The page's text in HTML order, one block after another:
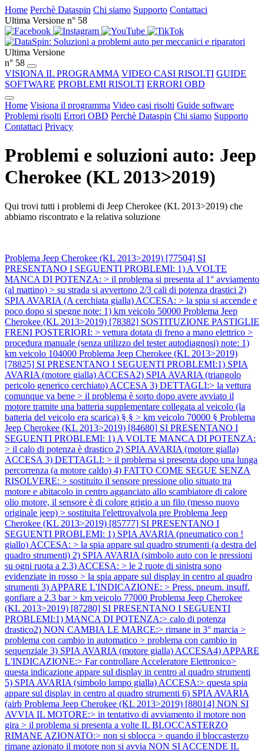
Home Perchè Dataspin Chi siamo Supporto Contattaci
Ultima Versione n° 58
Ultima Versione
n° 58
VISIONA IL PROGRAMMA VIDEO CASI RISOLTI GUIDE
SOFTWARE PROBLEMI RISOLTI ERRORI OBD
Home Visiona il programma Video casi risolti Guide software
Problemi risolti Errori OBD Perchè Dataspin Chi siamo Supporto
Contattaci Privacy
Problemi e soluzioni auto: Jeep
Cherokee (KL 2013>2019)
Qui trovi tutti i problemi di Jeep Cherokee (KL 2013>2019) che
abbiamo riscontrato e la relativa soluzione
Problema Jeep Cherokee (KL 2013>2019) [77504] SI
PRESENTANO I SEGUENTI PROBLEMI: 1) A VOLTE
MANCA DI POTENZA: > il problema si presenta al 1° avviamento
(al mattino) > su strada si avvertono 2/3 cali di potenza drastici 2)
SPIA AVARIA (A cerchiata gialla) ACCESA: > la spia si accende e
poco dopo si spegne note: 1) km veicolo 50000 Problema Jeep
Cherokee (KL 2013>2019) [78382] SOSTITUZIONE PASTIGLIE
FRENI POSTERIORI: > vettura dotata di freno a mano elettrico >
procedura manuale (senza utilizzo del tester autodiagnosi) note: 1)
km veicolo 104000 Problema Jeep Cherokee (KL 2013>2019)
[78825] SI PRESENTANO I SEGUENTI PROBLEMI:1) SPIA
AVARIA (motore gialla) ACCESA2) SPIA AVARIA (triangolo
pericolo generico cerchiato) ACCESA 3) DETTAGLI:> la vettura
comunque va bene > il problema è sorto dopo avere avviato il
motore tramite una batteria supplementare collegata al veicolo (la
batteria del veicolo era scarica) § § > km veicolo 70000 § Problema
Jeep Cherokee (KL 2013>2019) [84680] SI PRESENTANO I
SEGUENTI PROBLEMI: 1) A VOLTE MANCA DI POTENZA:
> il calo di potenza è drastico 2) SPIA AVARIA (motore gialla)
ACCESA 3) DETTAGLI: > il problema si presenta dopo una lunga
percorrenza (a motore caldo) 4) FATTO COME SEGUE SENZA
RISOLVERE: > sostituito il sensore pressione olio situato tra
motore e abitacolo in centro agganciato allo scambiatore di calore
olio motore, il sensore è di colore grigio a un filo (messo nuovo
originale jeep) > sostituita l'elettrovalvola pre Problema Jeep
Cherokee (KL 2013>2019) [85777] SI PRESENTANO I
SEGUENTI PROBLEMI: 1) SPIA AVARIA (pneumatico con !
giallo) ACCESA: > la spia appare sul quadro strumenti (a destra del
quadro strumenti) 2) SPIA AVARIA (simbolo auto con le pressioni
su ogni ruota a 2.3) ACCESA: > le 2 ruote di sinistra sono
evidenziate in rosso > la spia appare sul display in centro al quadro
strumenti 3) APPARE L'INDICAZIONE: > Press. pneum. insuff.
gonfiare a 2.3 bar > km veicolo 77000 Problema Jeep Cherokee
(KL 2013>2019) [87280] SI PRESENTANO I SEGUENTI
PROBLEMI:1) MANCA DI POTENZA:> calo di potenza
drastico2) NON CAMBIA LE MARCE:> rimane in 3° marcia >
problema con cambio in automatico > problema con cambio in
sequenziale 3) SPIA AVARIA (motore gialla) ACCESA4) APPARE
L'INDICAZIONE:> Far controllare Acceleratore Elettronico>
questa indicazione appare sul display in centro al quadro strumenti
5) SPIA AVARIA (simbolo lampo gialla) ACCESA:> questa spia
appare sul display in centro al quadro strumenti 6) SPIA AVARIA
(airb Problema Jeep Cherokee (KL 2013>2019) [88014] NON SI
AVVIA IL MOTORE:> in tentativo di avviamento il motore non
gira > il problema si presenta a volte IL BLOCCASTERZO
RIMANE AZIONATO:> non si sblocca > quando il bloccasterzo
rimane azionato il motore non si avvia NON SI ACCENDE IL